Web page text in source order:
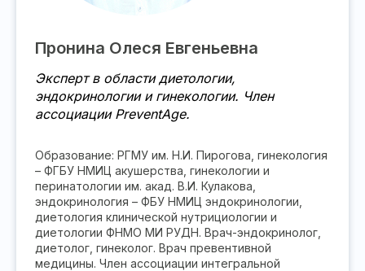
Пронина Олеся Евгеньевна
Эксперт в области диетологии,
эндокринологии и гинекологии. Член
ассоциации PreventAge.
Образование: РГМУ им. Н.И. Пирогова, гинекология
– ФГБУ НМИЦ акушерства, гинекологии и
перинатологии им. акад. В.И. Кулакова,
эндокринология – ФБУ НМИЦ эндокринологии,
диетология клинической нутрициологии и
диетологии ФНМО МИ РУДН. Врач-эндокринолог,
диетолог, гинеколог. Врач превентивной
медицины. Член ассоциации интегральной